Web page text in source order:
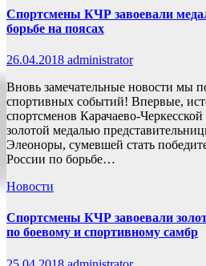
Спортсмены КЧР завоевали
борьбе на поясах
26.04.2018 administrator
Вновь замечательные новости мы
спортивных событий! Впервые,
спортсменов Карачаево-
золотой медалью
Элеоноры, сумевшей стать
России по борьбе…
Новости
Спортсмены КЧР завоевали
по боевому и спортивному самбр